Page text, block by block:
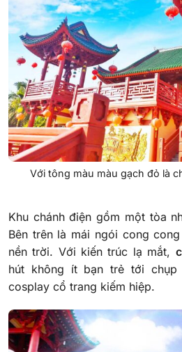
Với tông màu màu gạch đỏ là
Khu chánh điện gồm một tòa
Bên trên là mái ngói cong
nền trời. Với kiến trúc lạ mắt,
hút không ít bạn trẻ tới chụp
cosplay cổ trang kiếm hiệp.